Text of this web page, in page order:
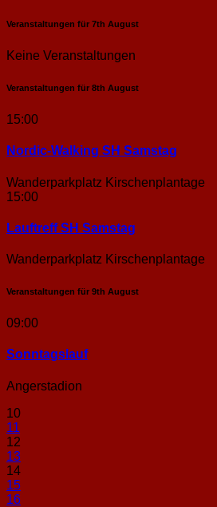
Veranstaltungen für 7th August
Keine Veranstaltungen
Veranstaltungen für 8th August
15:00
Nordic-Walking SH Samstag
Wanderparkplatz Kirschenplantage
15:00
Lauftreff SH Samstag
Wanderparkplatz Kirschenplantage
Veranstaltungen für 9th August
09:00
Sonntags­lauf
Angerstadion
10
11
12
13
14
15
16